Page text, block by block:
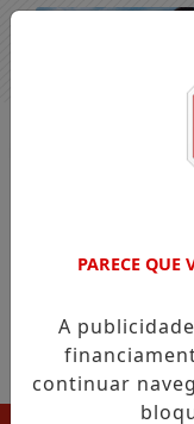
PARECE QUE
A
continuar